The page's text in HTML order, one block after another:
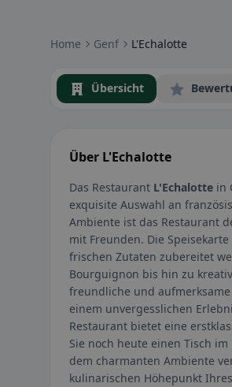
Home Genf L'Echalotte
Übersicht
Über L'Echalotte
Das Restaurant L'Echalotte in
exquisite Auswahl an
Ambiente ist das Restaurant
mit Freunden. Die Speisekarte
frischen Zutaten zubereitet
Bourguignon bis hin zu
freundliche und
einem unvergesslichen
Restaurant bietet eine
Sie noch heute einen Tisch
dem charmanten Ambiente
kulinarischen Höhepunkt